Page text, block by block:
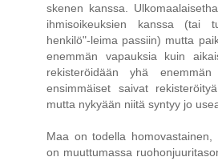
skenen kanssa.
ihmisoikeuksien kanssa (tai
henkilö"-leima passiin) mutta
enemmän vapauksia kuin
rekisteröidään yhä
ensimmäiset saivat
mutta nykyään niitä syntyy jo
Maa on todella homovastainen,
on muuttumassa